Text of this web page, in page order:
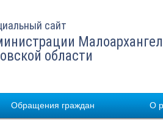
сайт
области
Обращения граждан О